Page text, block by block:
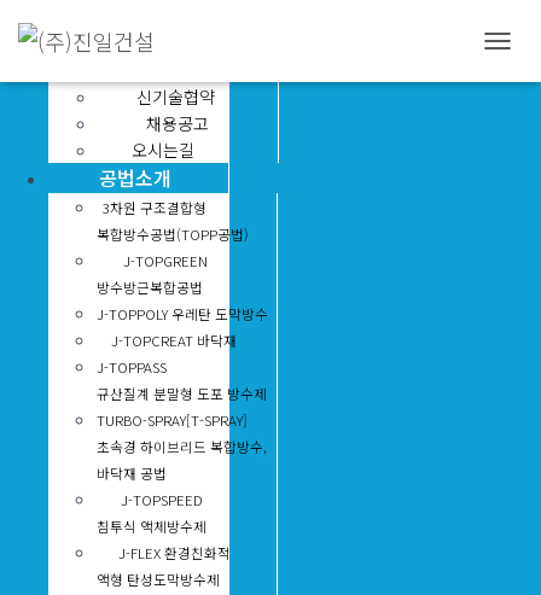
비
신기술협약
채용공고
오시는길
공법소개
3차원 구조결합형
복합방수공법(TOPP공법)
J-TOPGREEN
방수방근복합공법
J-TOPPOLY 우레탄 도막방수
J-TOPCREAT 바닥재
J-TOPPASS
규산질계 분말형 도포 방수제
TURBO-SPRAY[T-SPRAY]
초속경 하이브리드 복합방수,
바닥재 공법
J-TOPSPEED
침투식 액체방수제
J-FLEX 환경친화적
액형 탄성도막방수제